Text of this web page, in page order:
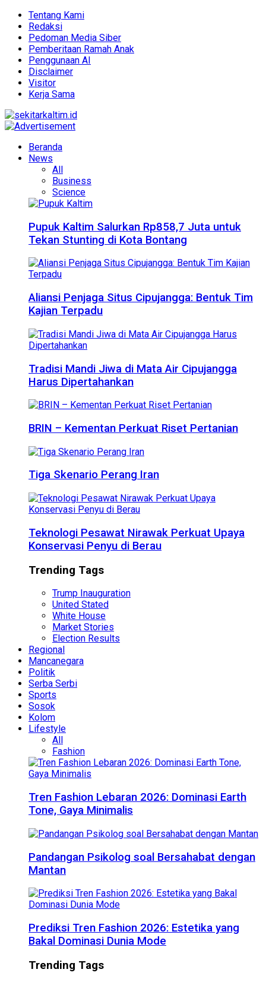
Tentang Kami
Redaksi
Pedoman Media Siber
Pemberitaan Ramah Anak
Penggunaan AI
Disclaimer
Visitor
Kerja Sama
Beranda
News
All
Business
Science
Pupuk Kaltim Salurkan Rp858,7 Juta untuk
Tekan Stunting di Kota Bontang
Aliansi Penjaga Situs Cipujangga: Bentuk Tim
Kajian Terpadu
Tradisi Mandi Jiwa di Mata Air Cipujangga
Harus Dipertahankan
BRIN – Kementan Perkuat Riset Pertanian
Tiga Skenario Perang Iran
Teknologi Pesawat Nirawak Perkuat Upaya
Konservasi Penyu di Berau
Trending Tags
Trump Inauguration
United Stated
White House
Market Stories
Election Results
Regional
Mancanegara
Politik
Serba Serbi
Sports
Sosok
Kolom
Lifestyle
All
Fashion
Tren Fashion Lebaran 2026: Dominasi Earth
Tone, Gaya Minimalis
Pandangan Psikolog soal Bersahabat dengan
Mantan
Prediksi Tren Fashion 2026: Estetika yang
Bakal Dominasi Dunia Mode
Trending Tags